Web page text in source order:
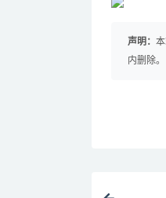
声明：
内删除